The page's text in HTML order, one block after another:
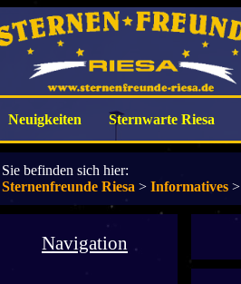
Neuigkeiten Sternwarte Riesa
Sie befinden sich hier:
Sternenfreunde Riesa > Informatives >
Navigation